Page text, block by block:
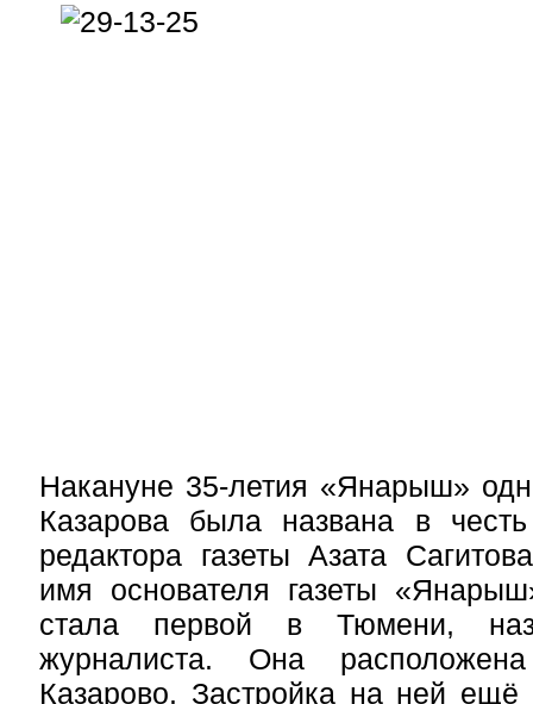
Накануне 35-летия «Янарыш»
Казарова была названа в честь
редактора газеты Азата
имя основателя газеты
стала первой в Тюмени,
журналиста. Она
Казарово. Застройка на ней